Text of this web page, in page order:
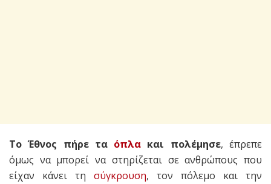
Το Έθνος πήρε τα όπλα και πολέμησε, έπρεπε
όμως να μπορεί να στηρίζεται σε ανθρώπους που
είχαν κάνει τη σύγκρουση, τον πόλεμο και την